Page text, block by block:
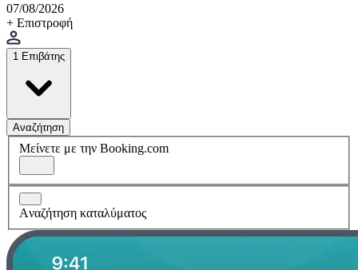
07/08/2026
+ Επιστροφή
1 Επιβάτης
Αναζήτηση
Μείνετε με την Booking.com
Aναζήτηση καταλύματος